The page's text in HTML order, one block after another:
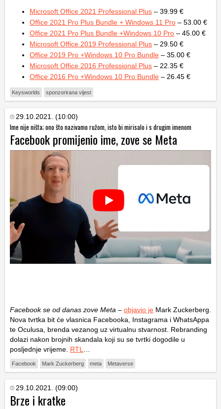
Microsoft Office 2021 Professional Plus – 39.99 €
Office 2021 Pro Plus Bundle + Windows 11 Pro – 53.00 €
Office 2021 Pro Plus Bundle +Windows 10 Pro – 45.00 €
Microsoft Office 2019 Professional Plus – 29.50 €
Office 2019 Pro +Windows 10 Pro Bundle – 35.00 €
Microsoft Office 2016 Professional Plus – 22.35 €
Office 2016 Pro +Windows 10 Pro Bundle – 26.45 €
Keysworlds sponzorirana vijest
29.10.2021. (10:00)
Ime nije ništa; ono što nazivamo ružom, isto bi mirisalo i s drugim imenom
Facebook promijenio ime, zove se Meta
Facebook se od danas zove Meta – objavio je Mark Zuckerberg.
Nova tvrtka bit će vlasnica Facebooka, Instagrama i WhatsAppa
te Oculusa, brenda vezanog uz virtualnu stvarnost. Rebranding
dolazi nakon brojnih skandala koji su se tvrtki dogodile u
posljednje vrijeme. RTL…
Facebook Mark Zuckerberg meta Metaverse
29.10.2021. (09:00)
Brze i kratke